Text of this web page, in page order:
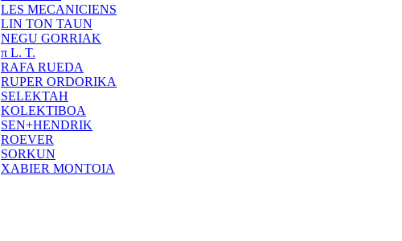
LES MECANICIENS
LIN TON TAUN
NEGU GORRIAK
π L. T.
RAFA RUEDA
RUPER ORDORIKA
SELEKTAH
KOLEKTIBOA
SEN+HENDRIK
ROEVER
SORKUN
XABIER MONTOIA